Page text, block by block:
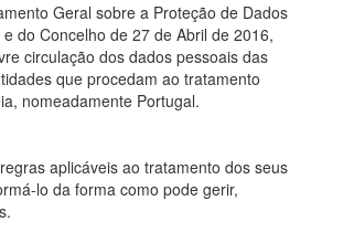
Geral sobre a Proteção de Dados
do Concelho de 27 de Abril de 2016,
circulação dos dados pessoais das
que procedam ao tratamento
nomeadamente Portugal.
aplicáveis ao tratamento dos seus
lo da forma como pode gerir,